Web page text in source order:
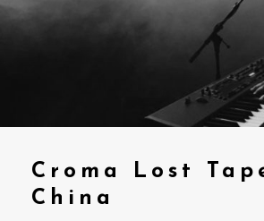
Croma Lost
China